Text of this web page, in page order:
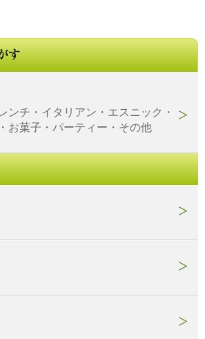
ンチ・イタリアン・エスニック・
お菓子・パーティー・その他